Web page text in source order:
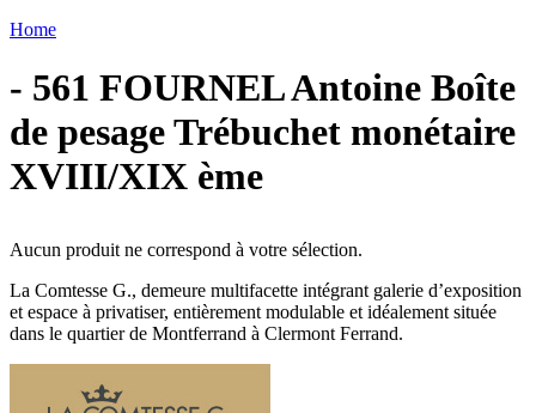
Home
- 561 FOURNEL Antoine Boîte
de pesage Trébuchet monétaire
XVIII/XIX ème
Aucun produit ne correspond à votre sélection.
La Comtesse G., demeure multifacette intégrant galerie d’exposition
et espace à privatiser, entièrement modulable et idéalement située
dans le quartier de Montferrand à Clermont Ferrand.